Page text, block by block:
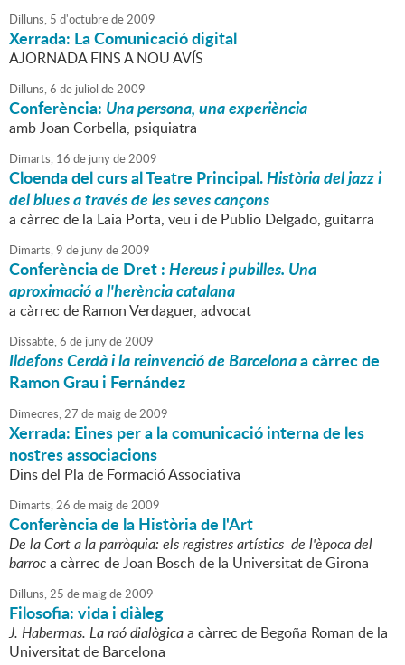
Dilluns, 5 d'octubrede2009
Xerrada: La Comunicació digital
AJORNADA FINS A NOU AVÍS
Dilluns,6 de juliol de2009
Conferència: Una persona, una experiència
amb Joan Corbella, psiquiatra
Dimarts, 16 de junyde2009
Cloenda del curs al Teatre Principal.Història del jazz i
del blues a través de les seves cançons
a càrrec de la Laia Porta, veu i de Publio Delgado, guitarra
Dimarts,9 de junyde2009
Conferència de Dret :Hereus i pubilles. Una
aproximació a l'herència catalana
a càrrec de Ramon Verdaguer, advocat
Dissabte,6 de junyde2009
Ildefons Cerdà i la reinvenció de Barcelonaa càrrec de
Ramon Grau i Fernández
Dimecres,27 de maigde2009
Xerrada: Eines per a la comunicació interna de les
nostres associacions
Dins del Pla de Formació Associativa
Dimarts,26 de maigde2009
Conferència de la Història de l'Art
De la Cort a la parròquia: els registres artístics de l'època del
barroca càrrec de Joan Bosch de la Universitat de Girona
Dilluns,25 de maigde2009
Filosofia: vida i diàleg
J. Habermas. La raó dialògicaa càrrec de Begoña Roman de la
Universitat de Barcelona